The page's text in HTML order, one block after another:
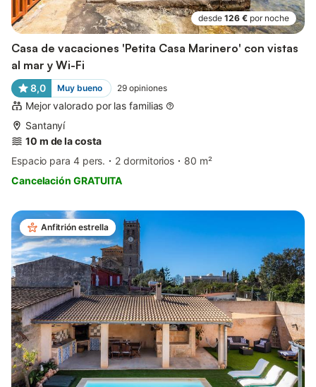
desde 126 € por noche
Casa de vacaciones 'Petita Casa Marinero' con vistas
al mar y Wi-Fi
8,0 Muy bueno 29 opiniones
Mejor valorado por las familias
Santanyí
10 m de la costa
Espacio para 4 pers.
2 dormitorios
80 m²
Cancelación GRATUITA
Anfitrión estrella